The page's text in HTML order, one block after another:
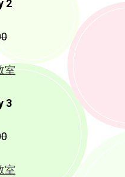
各クラスとも、定員に近く
し込みはお早めにどうぞ！
16:15、東逗子会館（逗子
す！詳しくは、「無料体
英語&音楽遊び」を 開催し
子市逗子4-10-1） 料金：無料
から！
2
室
3
室